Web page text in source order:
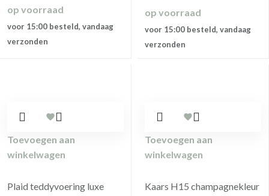
op voorraad
voor 15:00 besteld, vandaag
verzonden
op voorraad
voor 15:00 besteld, vandaag
verzonden
Toevoegen aan
winkelwagen
Plaid teddyvoering luxe
Toevoegen aan
winkelwagen
Kaars H15 champagnekleur